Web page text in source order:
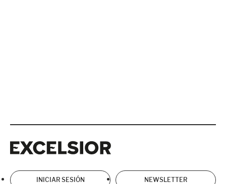
INICIAR SESIÓN NEWSLETTER